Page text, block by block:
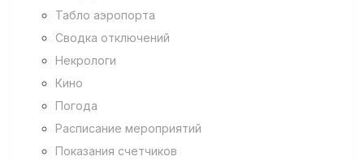
Табло аэропорта
Сводка отключений
Некрологи
Кино
Погода
Расписание мероприятий
Показания счетчиков